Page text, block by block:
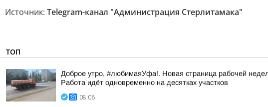
Источник: Telegram-канал "Администрация Стерлитамака"
ТОП
Доброе утро, #любимаяУфа!. Новая страница рабочей
Работа идёт одновременно на десятках участков
08:06